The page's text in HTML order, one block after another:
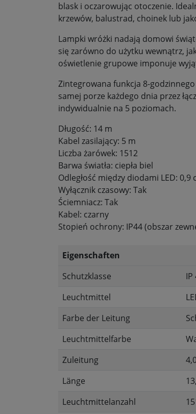
blask i oczarowując otoczenie.
krzewów, balustrad, choinek lub
Lampki wróżki nadają domowi
się zarówno do użytku wewnątrz,
oświetlenie grupowe imponuje
Zintegrowana funkcja 8-
samej porze każdego dnia przez
indywidualnie na 5 poziomach.
Długość: 14 m
Kabel zasilający: 5 m
Liczba żarówek: 1512
Barwa światła: ciepła biel
Odległość między diodami LED: 0,9
Wyłącznik czasowy: Tak
Ściemniacz: Tak
Kabel: czarny
Stopień ochrony: IP44 (obszar
Eigenschaften
Schutzklasse
IP
Leuchtmittel
Farbe der Leitung
Leuchtmittelfarbe
Zuleitung
Länge
Leuchtmittelanzahl